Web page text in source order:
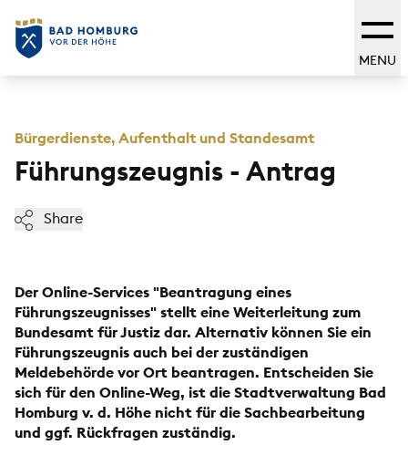
MENU
Bürgerdienste, Aufenthalt und Standesamt
Führungszeugnis - Antrag
Share
Der Online-Services "Beantragung eines
Führungszeugnisses" stellt eine Weiterleitung zum
Bundesamt für Justiz dar. Alternativ können Sie ein
Führungszeugnis auch bei der zuständigen
Meldebehörde vor Ort beantragen. Entscheiden Sie
sich für den Online-Weg, ist die Stadtverwaltung Bad
Homburg v. d. Höhe nicht für die Sachbearbeitung
und ggf. Rückfragen zuständig.